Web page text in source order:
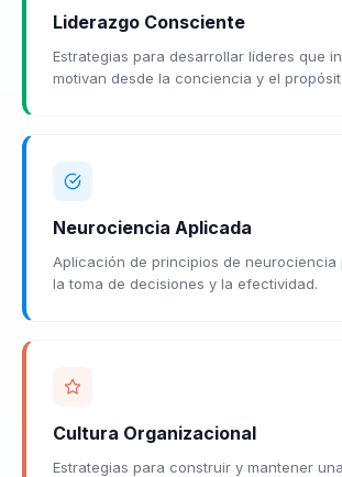
Liderazgo Consciente
Estrategias para desarrollar líderes que
motivan desde la conciencia y el
Neurociencia Aplicada
Aplicación de principios de neurociencia
la toma de decisiones y la efectividad.
Cultura Organizacional
Estrategias para construir y mantener